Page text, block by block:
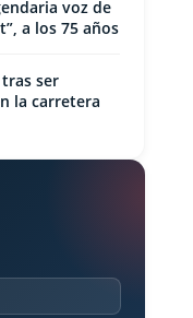
voz de
a los 75 años
ser
la carretera